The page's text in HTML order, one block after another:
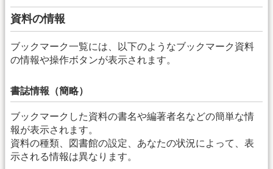
資料の情報
ブックマーク一覧には、以下のようなブックマーク資料
の情報や操作ボタンが表示されます。
書誌情報（簡略）
ブックマークした資料の書名や編著者名などの簡単な情
報が表示されます。
資料の種類、図書館の設定、あなたの状況によって、表
示される情報は異なります。